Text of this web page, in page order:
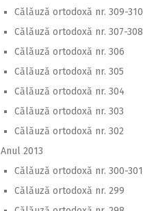
Călăuză ortodoxă nr. 309-310
Călăuză ortodoxă nr. 307-308
Călăuză ortodoxă nr. 306
Călăuză ortodoxă nr. 305
Călăuză ortodoxă nr. 304
Călăuză ortodoxă nr. 303
Călăuză ortodoxă nr. 302
Anul 2013
Călăuză ortodoxă nr. 300-301
Călăuză ortodoxă nr. 299